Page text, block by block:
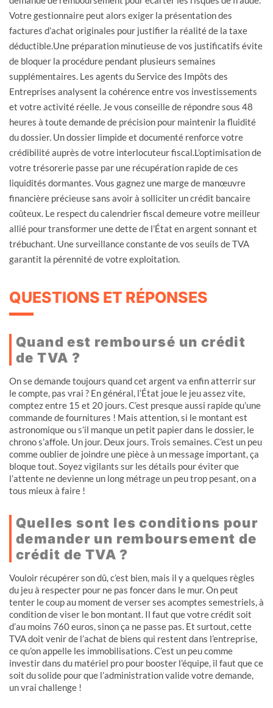
Votre gestionnaire peut alors exiger la présentation des
factures d’achat originales pour justifier la réalité de la taxe
déductible.Une préparation minutieuse de vos justificatifs évite
de bloquer la procédure pendant plusieurs semaines
supplémentaires. Les agents du Service des Impôts des
Entreprises analysent la cohérence entre vos investissements
et votre activité réelle. Je vous conseille de répondre sous 48
heures à toute demande de précision pour maintenir la fluidité
du dossier. Un dossier limpide et documenté renforce votre
crédibilité auprès de votre interlocuteur fiscal.L’optimisation de
votre trésorerie passe par une récupération rapide de ces
liquidités dormantes. Vous gagnez une marge de manœuvre
financière précieuse sans avoir à solliciter un crédit bancaire
coûteux. Le respect du calendrier fiscal demeure votre meilleur
allié pour transformer une dette de l’État en argent sonnant et
trébuchant. Une surveillance constante de vos seuils de TVA
garantit la pérennité de votre exploitation.
QUESTIONS ET RÉPONSES
Quand est remboursé un crédit
de TVA ?
On se demande toujours quand cet argent va enfin atterrir sur
le compte, pas vrai ? En général, l’État joue le jeu assez vite,
comptez entre 15 et 20 jours. C’est presque aussi rapide qu’une
commande de fournitures ! Mais attention, si le montant est
astronomique ou s’il manque un petit papier dans le dossier, le
chrono s’affole. Un jour. Deux jours. Trois semaines. C’est un peu
comme oublier de joindre une pièce à un message important, ça
bloque tout. Soyez vigilants sur les détails pour éviter que
l’attente ne devienne un long métrage un peu trop pesant, on a
tous mieux à faire !
Quelles sont les conditions pour
demander un remboursement de
crédit de TVA ?
Vouloir récupérer son dû, c’est bien, mais il y a quelques règles
du jeu à respecter pour ne pas foncer dans le mur. On peut
tenter le coup au moment de verser ses acomptes semestriels, à
condition de viser le bon montant. Il faut que votre crédit soit
d’au moins 760 euros, sinon ça ne passe pas. Et surtout, cette
TVA doit venir de l’achat de biens qui restent dans l’entreprise,
ce qu’on appelle les immobilisations. C’est un peu comme
investir dans du matériel pro pour booster l’équipe, il faut que ce
soit du solide pour que l’administration valide votre demande,
un vrai challenge !